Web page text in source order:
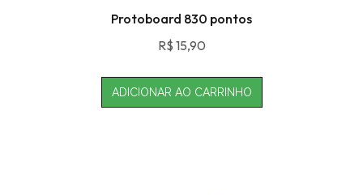
Protoboard 830 pontos
R$ 15,90
ADICIONAR AO CARRINHO